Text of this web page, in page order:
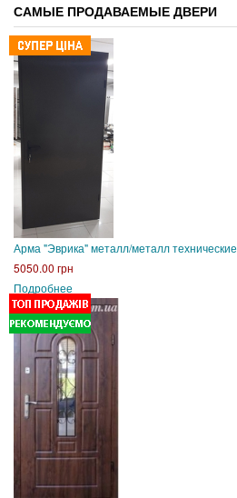
САМЫЕ ПРОДАВАЕМЫЕ ДВЕРИ
Арма "Эврика" металл/металл технические
5050.00 грн
Подробнее